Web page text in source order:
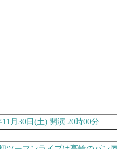
11月30日(土) 開演 20時00分